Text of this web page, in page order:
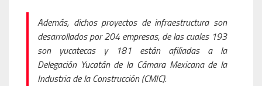
Además, dichos proyectos de infraestructura son
desarrollados por 204 empresas, de las cuales 193
son yucatecas y 181 están afiliadas a la
Delegación Yucatán de la Cámara Mexicana de la
Industria de la Construcción (CMIC).